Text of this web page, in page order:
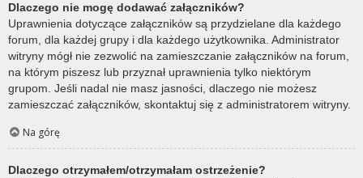
Dlaczego nie mogę dodawać załączników?
Uprawnienia dotyczące załączników są przydzielane dla każdego
forum, dla każdej grupy i dla każdego użytkownika. Administrator
witryny mógł nie zezwolić na zamieszczanie załączników na forum,
na którym piszesz lub przyznał uprawnienia tylko niektórym
grupom. Jeśli nadal nie masz jasności, dlaczego nie możesz
zamieszczać załączników, skontaktuj się z administratorem witryny.
Na górę
Dlaczego otrzymałem/otrzymałam ostrzeżenie?